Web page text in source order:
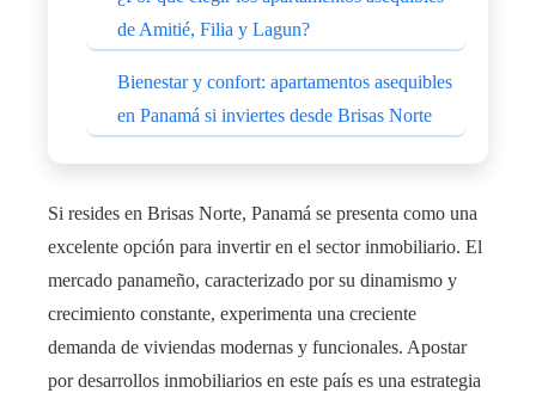
de Amitié, Filia y Lagun?
Bienestar y confort: apartamentos asequibles
en Panamá si inviertes desde Brisas Norte
Si resides en Brisas Norte, Panamá se presenta como una
excelente opción para invertir en el sector inmobiliario. El
mercado panameño, caracterizado por su dinamismo y
crecimiento constante, experimenta una creciente
demanda de viviendas modernas y funcionales. Apostar
por desarrollos inmobiliarios en este país es una estrategia